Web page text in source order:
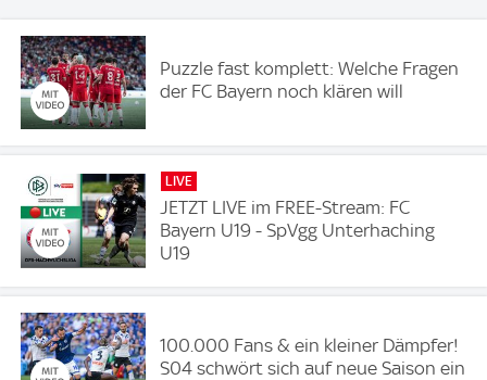
Puzzle fast komplett: Welche Fragen
der FC Bayern noch klären will
LIVE
JETZT LIVE im FREE-Stream: FC
Bayern U19 - SpVgg Unterhaching
U19
100.000 Fans & ein kleiner Dämpfer!
S04 schwört sich auf neue Saison ein